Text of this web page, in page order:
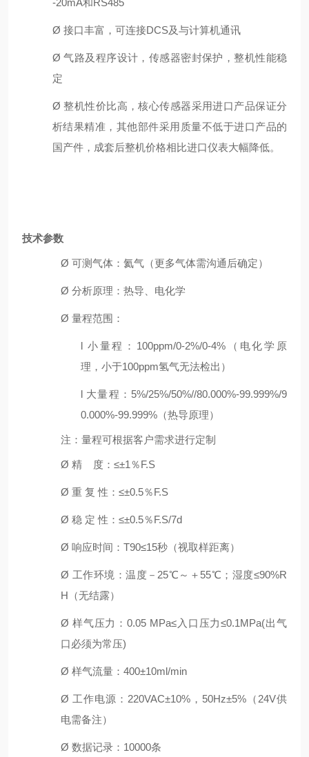
-20mA和 RS485
Ø 接口丰富，可连接DCS及与计算机通讯
Ø气路及程序设计，传感器密封保护，整机性能稳
定
Ø整机性价比高，核心传感器采用进口产品保证分
析结果精准，其他部件采用质量不低于进口产品的
国产件，成套后整机价格相比进口仪表大幅降低。
技术参数
Ø 可测气体： 氦气（更多气体需沟通后确定）
Ø 分析原理： 热导、电化学
Ø 量程范围：
l 小量程： 100ppm/0-2%/0-4% （电化学原
理，小于100ppm氢气无法检出）
l 大量程： 5%/25%/50%//80.000%-99.999%/9
0.000%-99.999% （热导原理）
注：量程可根据客户需求进行定制
Ø 精 度 ： ≤±1％F.S
Ø 重 复 性： ≤±0.5％F.S
Ø 稳 定 性： ≤±0.5％F.S/7d
Ø 响应时间： T90≤15秒 （视取样距离）
Ø 工作环境：温度－ 25℃～＋55℃ ； 湿度≤90%R
H （无结露）
Ø 样气压力：0.05 MPa≤入口压力≤0.1MPa(出气
口必须为常压)
Ø 样气流量： 400±10ml/min
Ø 工作电源： 220VAC±10%，50Hz±5% （ 24V供
电需备注）
Ø 数据记录： 10000条